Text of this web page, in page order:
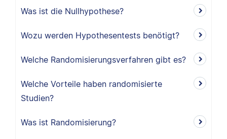
Was ist die Nullhypothese?
Wozu werden Hypothesentests benötigt?
Welche Randomisierungsverfahren gibt es?
Welche Vorteile haben randomisierte
Studien?
Was ist Randomisierung?